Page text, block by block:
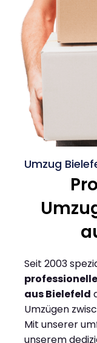
Umzug
Seit 2003
aus Bielefeld
Umzügen
Mit unserer
unserem